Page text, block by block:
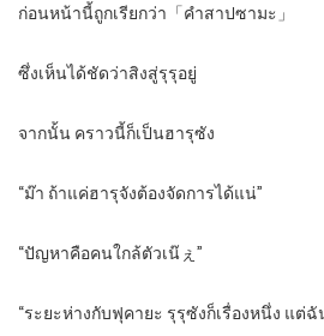
ก่อนหน้านี้ถูกเรียกว่า「คำสาปซามะ」
ซึ่งเห็นได้ชัดว่าสิงสู่รุรุอยู่
จากนั้น คราวนี้ก็เป็นฮารุซัง
“ม๊า ถ้าแค่ฮารุจังต้องจัดการได้แน่”
“ปัญหาคือคนใกล้ตัวเน๊ぇ”
“ระยะห่างกับฟุคายะ รุรุซังก็เรื่องหนึ่ง แ